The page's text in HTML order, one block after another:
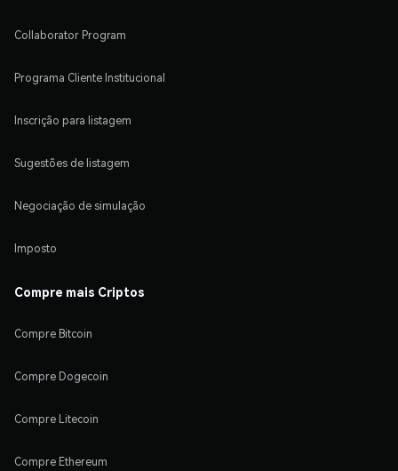
Collaborator Program
Programa Cliente Institucional
Inscrição para listagem
Sugestões de listagem
Negociação de simulação
Imposto
Compre mais Criptos
Compre Bitcoin
Compre Dogecoin
Compre Litecoin
Compre Ethereum